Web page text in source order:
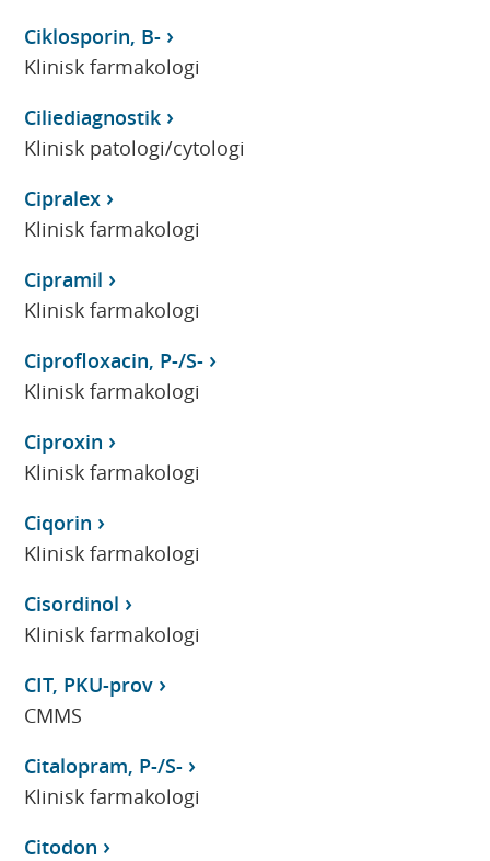
Ciklosporin, B-
Klinisk farmakologi
Ciliediagnostik
Klinisk patologi/cytologi
Cipralex
Klinisk farmakologi
Cipramil
Klinisk farmakologi
Ciprofloxacin, P-/S-
Klinisk farmakologi
Ciproxin
Klinisk farmakologi
Ciqorin
Klinisk farmakologi
Cisordinol
Klinisk farmakologi
CIT, PKU-prov
CMMS
Citalopram, P-/S-
Klinisk farmakologi
Citodon